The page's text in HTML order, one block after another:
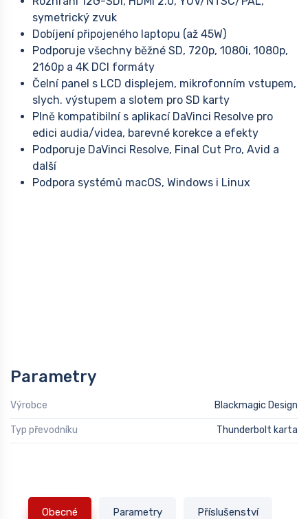
symetrický zvuk
Dobíjení připojeného laptopu (až 45W)
Podporuje všechny běžné SD, 720p, 1080i, 1080p,
2160p a 4K DCI formáty
Čelní panel s LCD displejem, mikrofonním vstupem,
slych. výstupem a slotem pro SD karty
Plně kompatibilní s aplikací DaVinci Resolve pro
edici audia/videa, barevné korekce a efekty
Podporuje DaVinci Resolve, Final Cut Pro, Avid a
další
Podpora systémů macOS, Windows i Linux
Parametry
Výrobce Blackmagic Design
Typ převodníku Thunderbolt karta
Obecné Parametry Příslušenství